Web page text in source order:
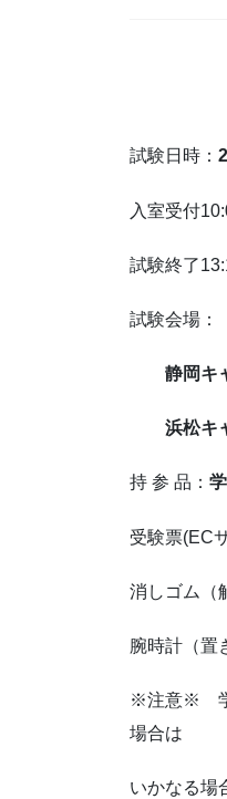
試験日時：
入室受付
試験終了
試験会場：
静岡キャ
浜松キャ
持 参 品：
受験票(EC
消しゴム（
腕時計（置
※注意※ 学
場合は
いかなる場